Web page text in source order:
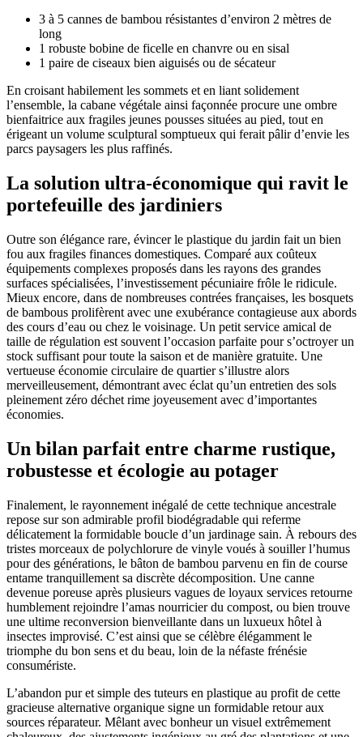
3 à 5 cannes de bambou résistantes d’environ 2 mètres de
long
1 robuste bobine de ficelle en chanvre ou en sisal
1 paire de ciseaux bien aiguisés ou de sécateur
En croisant habilement les sommets et en liant solidement
l’ensemble, la cabane végétale ainsi façonnée procure une ombre
bienfaitrice aux fragiles jeunes pousses situées au pied, tout en
érigeant un volume sculptural somptueux qui ferait pâlir d’envie les
parcs paysagers les plus raffinés.
La solution ultra-économique qui ravit le
portefeuille des jardiniers
Outre son élégance rare, évincer le plastique du jardin fait un bien
fou aux fragiles finances domestiques. Comparé aux coûteux
équipements complexes proposés dans les rayons des grandes
surfaces spécialisées, l’investissement pécuniaire frôle le ridicule.
Mieux encore, dans de nombreuses contrées françaises, les bosquets
de bambous prolifèrent avec une exubérance contagieuse aux abords
des cours d’eau ou chez le voisinage. Un petit service amical de
taille de régulation est souvent l’occasion parfaite pour s’octroyer un
stock suffisant pour toute la saison et de manière gratuite. Une
vertueuse économie circulaire de quartier s’illustre alors
merveilleusement, démontrant avec éclat qu’un entretien des sols
pleinement zéro déchet rime joyeusement avec d’importantes
économies.
Un bilan parfait entre charme rustique,
robustesse et écologie au potager
Finalement, le rayonnement inégalé de cette technique ancestrale
repose sur son admirable profil biodégradable qui referme
délicatement la formidable boucle d’un jardinage sain. À rebours des
tristes morceaux de polychlorure de vinyle voués à souiller l’humus
pour des générations, le bâton de bambou parvenu en fin de course
entame tranquillement sa discrète décomposition. Une canne
devenue poreuse après plusieurs vagues de loyaux services retourne
humblement rejoindre l’amas nourricier du compost, ou bien trouve
une ultime reconversion bienveillante dans un luxueux hôtel à
insectes improvisé. C’est ainsi que se célèbre élégamment le
triomphe du bon sens et du beau, loin de la néfaste frénésie
consumériste.
L’abandon pur et simple des tuteurs en plastique au profit de cette
gracieuse alternative organique signe un formidable retour aux
sources réparateur. Mêlant avec bonheur un visuel extrêmement